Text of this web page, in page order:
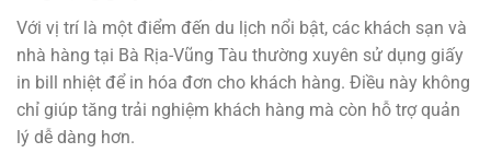
Với vị trí là một điểm đến du lịch nổi bật, các khách sạn và
nhà hàng tại Bà Rịa-Vũng Tàu thường xuyên sử dụng giấy
in bill nhiệt để in hóa đơn cho khách hàng. Điều này không
chỉ giúp tăng trải nghiệm khách hàng mà còn hỗ trợ quản
lý dễ dàng hơn.